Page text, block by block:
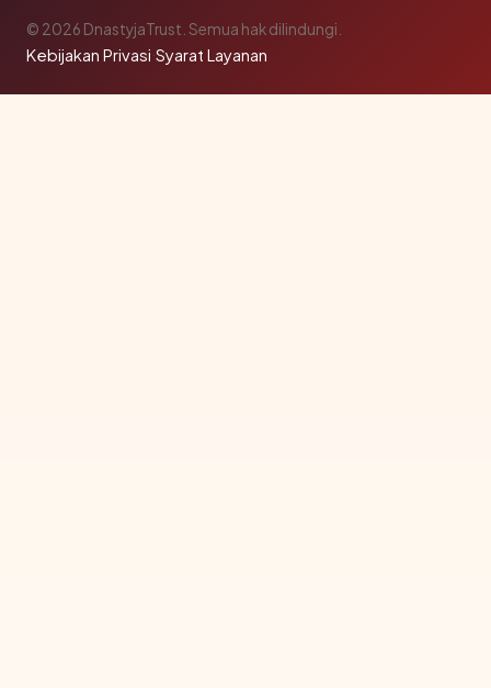
© 2026 DnastyjaTrust. Semua hak dilindungi.
Kebijakan Privasi·Syarat Layanan